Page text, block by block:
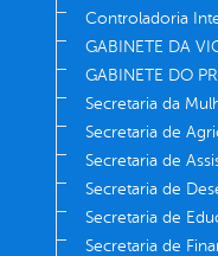
Controladoria
GABINETE DA
GABINETE DO
Secretaria da
Secretaria de
Secretaria de
Secretaria de
Secretaria de
Secretaria de